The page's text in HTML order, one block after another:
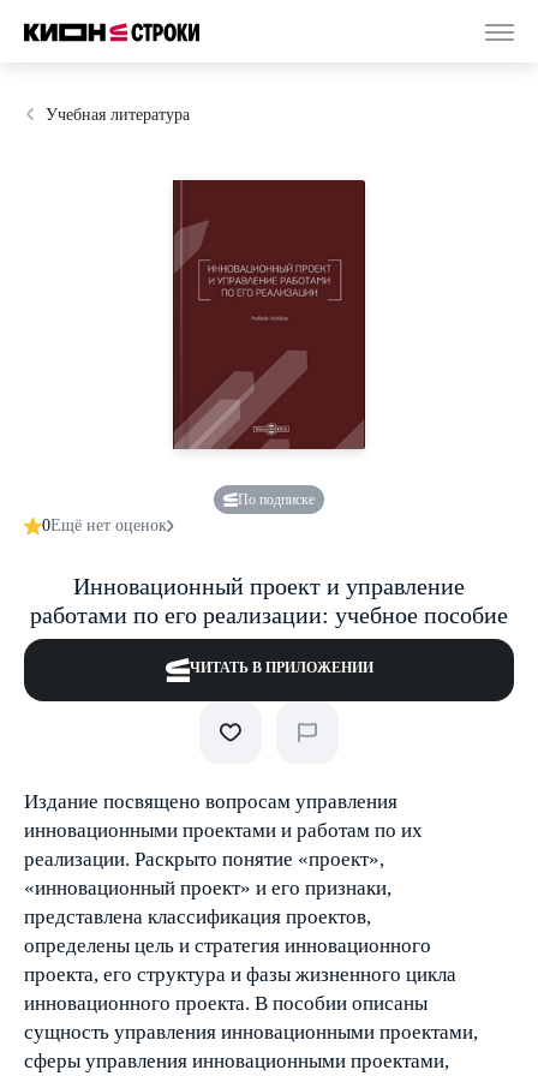
Учебная литература
По подписке
0Ещё нет оценок
Инновационный проект и управление
работами по его реализации: учебное пособие
ЧИТАТЬ В ПРИЛОЖЕНИИ
Издание посвящено вопросам управления
инновационными проектами и работам по их
реализации. Раскрыто понятие «проект»,
«инновационный проект» и его признаки,
представлена классификация проектов,
определены цель и стратегия инновационного
проекта, его структура и фазы жизненного цикла
инновационного проекта. В пособии описаны
сущность управления инновационными проектами,
сферы управления инновационными проектами,